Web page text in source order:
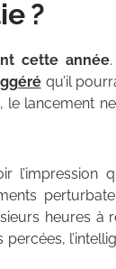
?
cette année
qu’il
lancement
l’impression
heures à